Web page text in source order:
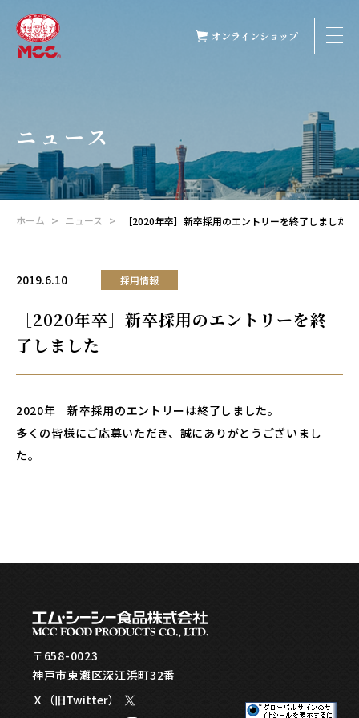
オンラインショップ
ニュース
ホーム ニュース ［2020年卒］新卒採用のエントリーを終了しました
2019.6.10 採用情報
［2020年卒］新卒採用のエントリーを終
了しました
2020年 新卒採用のエントリーは終了しました。
多くの皆様にご応募いただき、誠にありがとうございまし
た。
〒658-0023
神戸市東灘区深江浜町32番
Ｘ（旧Twitter）